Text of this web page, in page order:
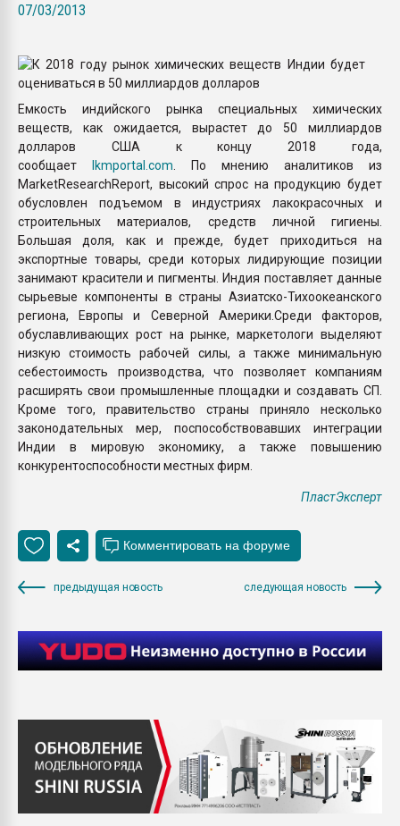
07/03/2013
Емкость индийского рынка специальных химических
веществ, как ожидается, вырастет до 50 миллиардов
долларов США к концу 2018 года,
сообщает lkmportal.com . По мнению аналитиков из
MarketResearchReport, высокий спрос на продукцию будет
обусловлен подъемом в индустриях лакокрасочных и
строительных материалов, средств личной гигиены.
Большая доля, как и прежде, будет приходиться на
экспортные товары, среди которых лидирующие позиции
занимают красители и пигменты. Индия поставляет данные
сырьевые компоненты в страны Азиатско-Тихоокеанского
региона, Европы и Северной Америки.Среди факторов,
обуславливающих рост на рынке, маркетологи выделяют
низкую стоимость рабочей силы, а также минимальную
себестоимость производства, что позволяет компаниям
расширять свои промышленные площадки и создавать СП.
Кроме того, правительство страны приняло несколько
законодательных мер, поспособствовавших интеграции
Индии в мировую экономику, а также повышению
конкурентоспособности местных фирм.
ПластЭксперт
предыдущая новость следующая новость